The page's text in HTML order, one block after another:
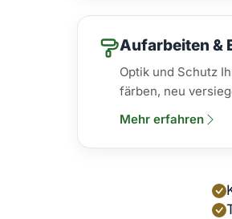
Aufarbeiten &
Optik und Schutz
färben, neu
Mehr erfahren